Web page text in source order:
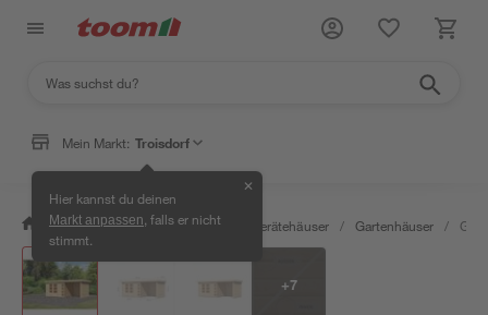
Mein Markt: Troisdorf
Hier kannst du deinen
Markt anpassen , falls er nicht
stimmt.
✕
/ Garten & Freizeit / Garten- & Gerätehäuser / Gartenhäuser /
+7